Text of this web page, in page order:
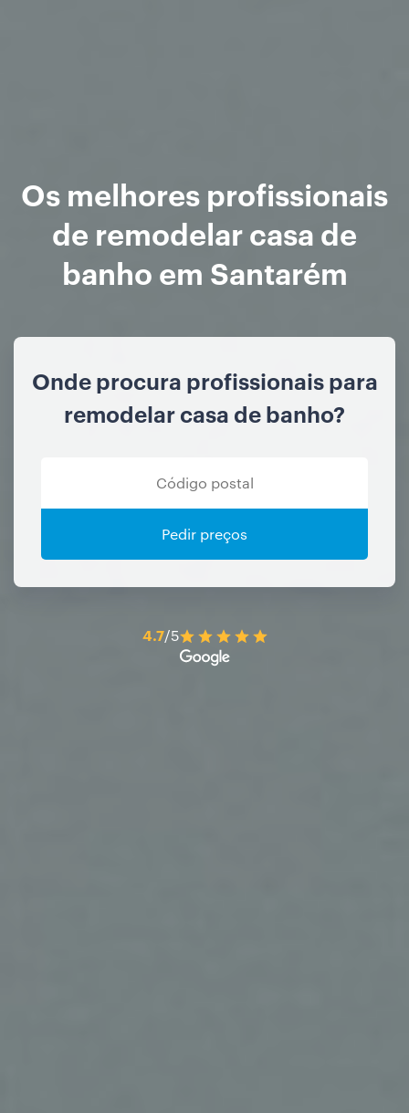
Os melhores profissionais
de remodelar casa de
banho em Santarém
Onde procura profissionais para
remodelar casa de banho?
Pedir preços
4.7/5